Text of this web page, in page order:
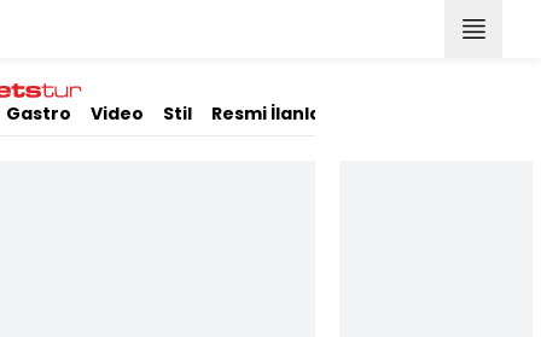
Gastro Video Stil Resmi İlanlar